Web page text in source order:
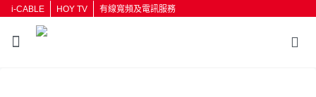
i-CABLE HOY TV 有線寬頻及電訊服務